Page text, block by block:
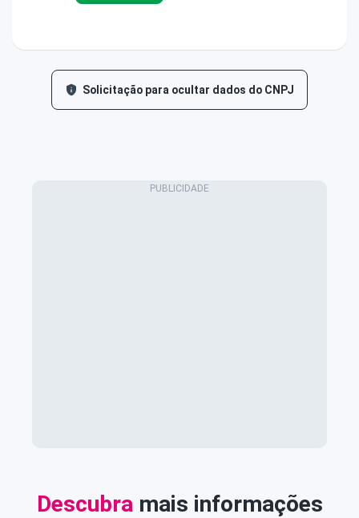
Solicitação para ocultar dados do CNPJ
Descubramais informações